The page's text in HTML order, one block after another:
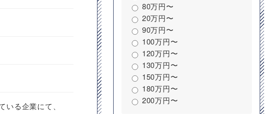
る企業にて、
80万円〜
20万円〜
90万円〜
100万円〜
120万円〜
130万円〜
150万円〜
180万円〜
200万円〜